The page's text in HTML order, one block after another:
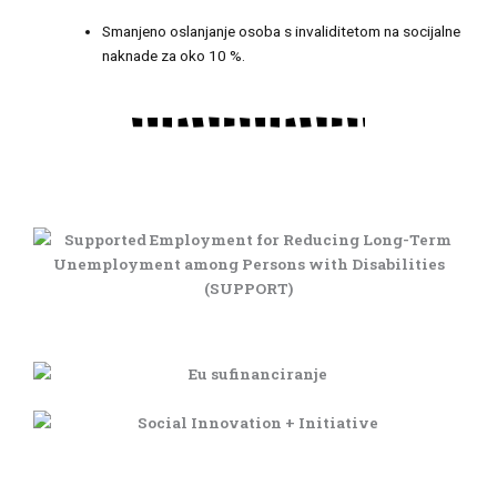
Smanjeno oslanjanje osoba s invaliditetom na socijalne
naknade za oko 10 %.